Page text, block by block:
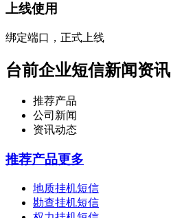
上线使用
绑定端口，正式上线
台前企业短信新闻资讯
推荐产品
公司新闻
资讯动态
推荐产品更多
地质挂机短信
勘查挂机短信